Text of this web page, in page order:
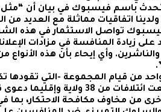
باسم فيسبوك في بيان أن “مثل
ولدينا اتفاقيات مماثلة مع العديد من
تواصل الاستثمار في هذه
زيادة المنافسة في مزادات
وأي إيحاء بأن هذه الأنواع
من قيام المجموعة -التي
غوغل- رفعت ائتلافات من 38
من مخاوف مكافحة الاحتكار، بما